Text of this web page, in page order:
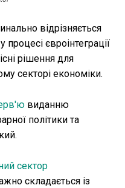
відрізняється
процесі євроінтеграції
рішення для
секторі економіки.
виданню
політики та
сектор
складається із